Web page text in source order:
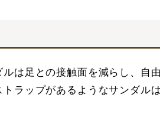
は足との接触面を減らし、自
ラップがあるようなサンダル